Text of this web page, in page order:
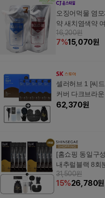
오징어먹물 염
약 새치염색약
16,200원
7%15,070원
셀러허브 1 [씨
커버 다크브라
64100)
62,370원
[홈쇼핑 동일구
내추럴블랙 8회
31,500원
15%26,780원